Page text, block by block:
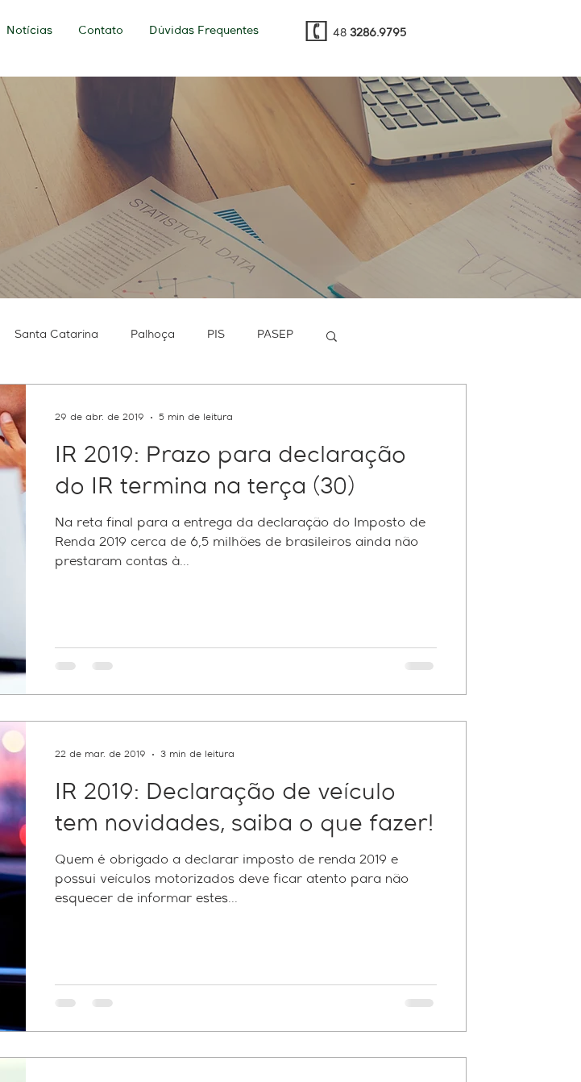
Notícias Contato Dúvidas Frequentes 48 3286.9795
Santa Catarina Palhoça PIS PASEP
multa RH Reforma do IR
fundos patriminiais Perícia Contábil
IR 2019: Prazo para declaração
do IR termina na terça (30)
Na reta final para a entrega da declaração do Imposto de
Renda 2019 cerca de 6,5 milhões de brasileiros ainda não
prestaram contas à...
29 de abr. de 2019 5 min de leitura
IR 2019: Declaração de veículo
tem novidades, saiba o que fazer!
Quem é obrigado a declarar imposto de renda 2019 e
possui veículos motorizados deve ficar atento para não
esquecer de informar estes...
22 de mar. de 2019 3 min de leitura